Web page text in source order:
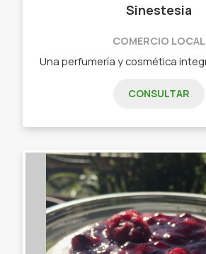
Sinestesia
COMERCIO LOCAL
CONSULTAR